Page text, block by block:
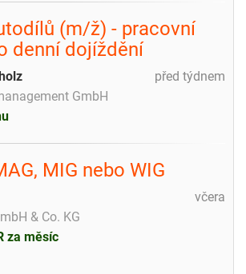
(m/ž) - pracovní
denní dojíždění
před týdnem
GmbH
MIG nebo WIG
včera
& Co. KG
za měsíc